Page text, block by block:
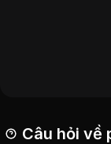
Câu hỏi về